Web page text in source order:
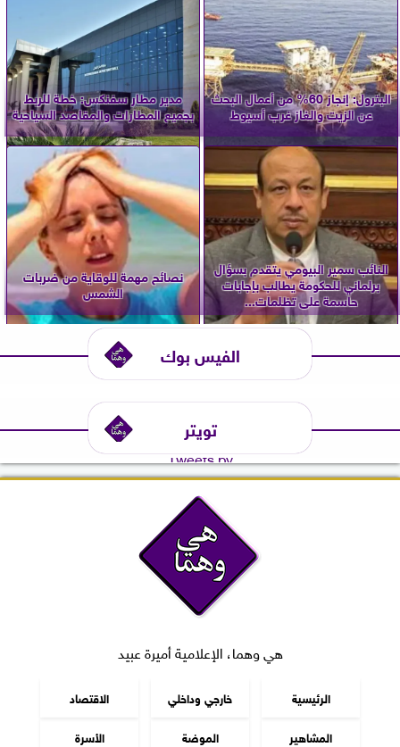
البترول: إنجاز 60% من أعمال البحث
عن الزيت والغاز غرب أسيوط
مدير مطار سفنكس: خطة للربط
بجميع المطارات والمقاصد السياحية
النائب سمير البيومي يتقدم بسؤال
برلماني للحكومة يطالب بإجابات
حاسمة على تظلمات...
نصائح مهمة للوقاية من ضربات
الشمس
الفيس بوك
تويتر
Tweets by
هي وهما، الإعلامية أميرة عبيد
الرئيسية خارجي وداخلي
الاقتصاد
المشاهير
الموضة الأسرة